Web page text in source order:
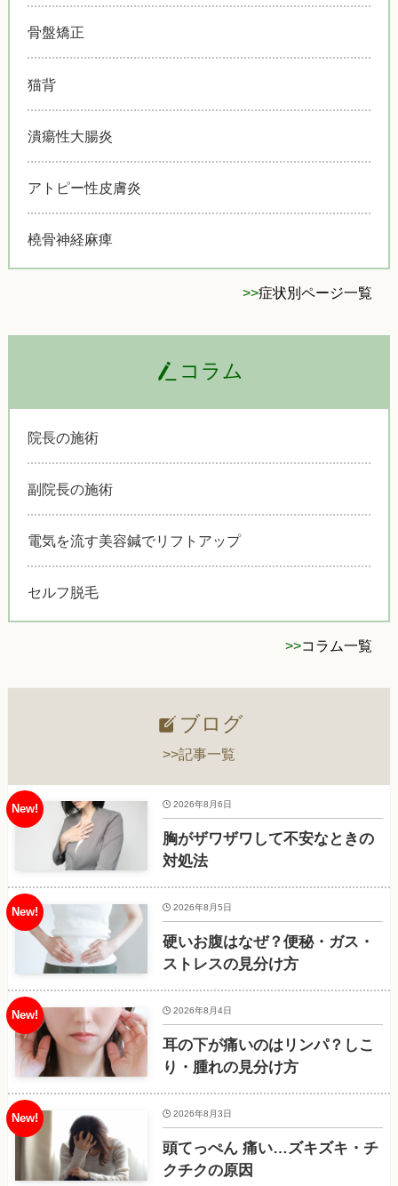
骨盤矯正
猫背
潰瘍性大腸炎
アトピー性皮膚炎
橈骨神経麻痺
>>症状別ページ一覧
コラム
院長の施術
副院長の施術
電気を流す美容鍼でリフトアップ
セルフ脱毛
>>コラム一覧
ブログ
>>記事一覧
胸がザワザワして不安なときの
対処法
2026年8月6日
硬いお腹はなぜ？便秘・ガス・
ストレスの見分け方
2026年8月5日
耳の下が痛いのはリンパ？しこ
り・腫れの見分け方
2026年8月4日
頭てっぺん 痛い…ズキズキ・チ
クチクの原因
2026年8月3日